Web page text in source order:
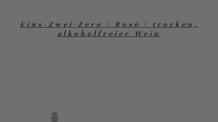
Eins-Zwei-Zero | Rosé | trocken,
alkoholfreier Wein